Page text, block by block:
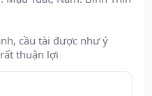
cầu tài được như ý
thuận lợi